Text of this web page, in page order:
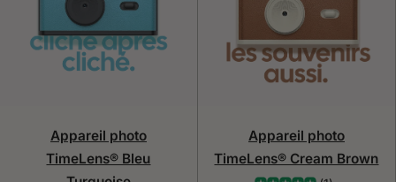
Appareil photo
TimeLens® Bleu
Appareil photo
TimeLens® Cream Brown